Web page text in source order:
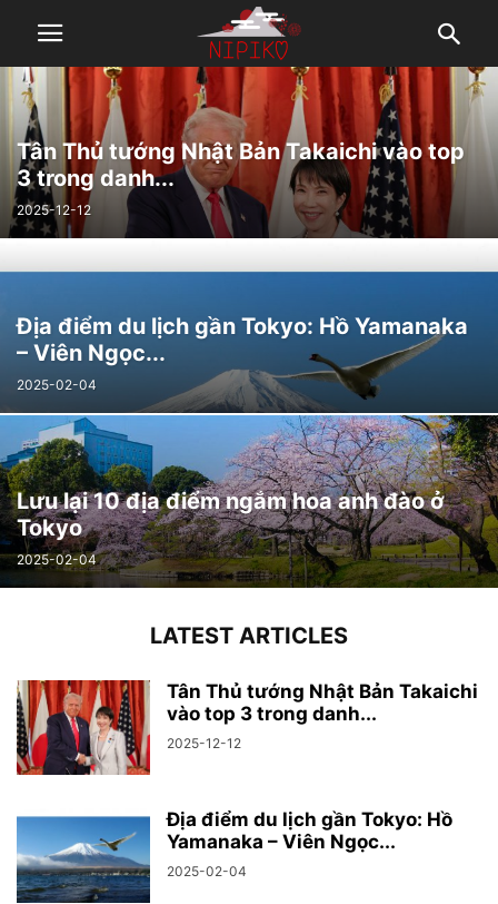
Tân Thủ tướng Nhật Bản Takaichi vào top
3 trong danh...
2025-12-12
Địa điểm du lịch gần Tokyo: Hồ Yamanaka
– Viên Ngọc...
2025-02-04
Lưu lại 10 địa điểm ngắm hoa anh đào ở
Tokyo
2025-02-04
LATEST ARTICLES
Tân Thủ tướng Nhật Bản Takaichi
vào top 3 trong danh...
2025-12-12
Địa điểm du lịch gần Tokyo: Hồ
Yamanaka – Viên Ngọc...
2025-02-04